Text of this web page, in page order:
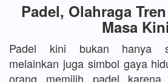
Padel, Olahraga
Masa Kini
Padel kini bukan hanya
melainkan juga simbol gaya
orang memilih padel karena